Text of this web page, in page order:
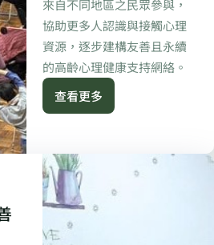
來自不同地區之民眾參與，
協助更多人認識與接觸心理
資源，逐步建構友善且永續
的高齡心理健康支持網絡。
查看更多